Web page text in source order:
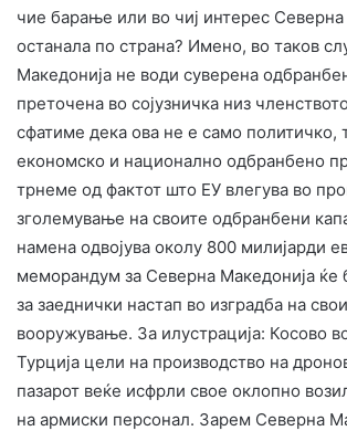
чие барање или во чиј интерес
останала по страна? Имено, во таков
Македонија не води суверена
преточена во сојузничка низ
сфатиме дека ова не е само политичко,
економско и национално одбранбено
трнеме од фактот што ЕУ влегува во
зголемување на своите одбранбени
намена одвојува околу 800 милијарди
меморандум за Северна Македонија
за заеднички настап во изградба на
вооружување. За илустрација: Косово
Турција цели на производство на
пазарот веќе исфрли свое оклопно
на армиски персонал. Зарем Северна